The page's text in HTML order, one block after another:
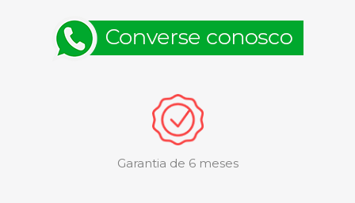
Garantia de 6 meses